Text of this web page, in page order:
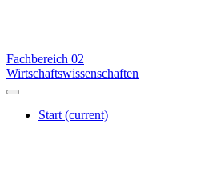
Fachbereich 02
Wirtschaftswissenschaften
Start (current)